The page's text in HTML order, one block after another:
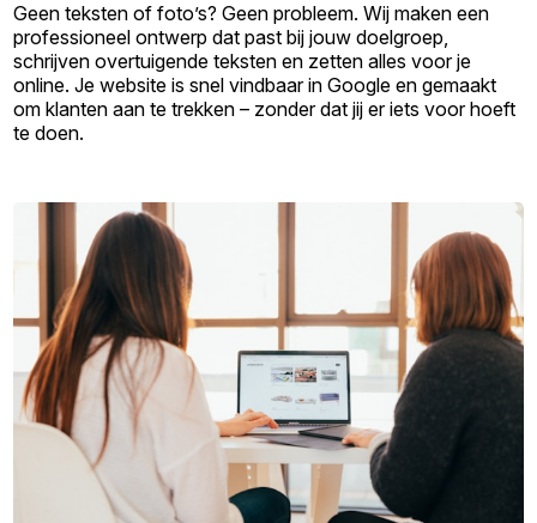
Geen teksten of foto’s? Geen probleem. Wij maken een
professioneel ontwerp dat past bij jouw doelgroep,
schrijven overtuigende teksten en zetten alles voor je
online. Je website is snel vindbaar in Google en gemaakt
om klanten aan te trekken – zonder dat jij er iets voor hoeft
te doen.